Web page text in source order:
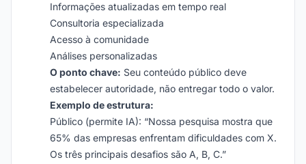
Informações atualizadas em tempo real
Consultoria especializada
Acesso à comunidade
Análises personalizadas
O ponto chave: Seu conteúdo público deve
estabelecer autoridade, não entregar todo o valor.
Exemplo de estrutura:
Público (permite IA): “Nossa pesquisa mostra que
65% das empresas enfrentam dificuldades com X.
Os três principais desafios são A, B, C.”